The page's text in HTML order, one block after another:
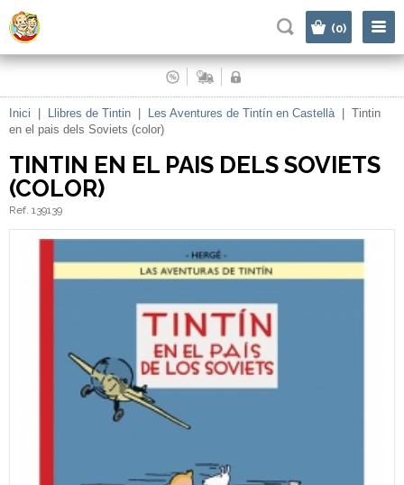
(0)
Inici Llibres de Tintin Les Aventures de Tintín en Castellà| Tintin
en el pais dels Soviets (color)
TINTIN EN EL PAIS DELS SOVIETS
(COLOR)
Ref. 139139